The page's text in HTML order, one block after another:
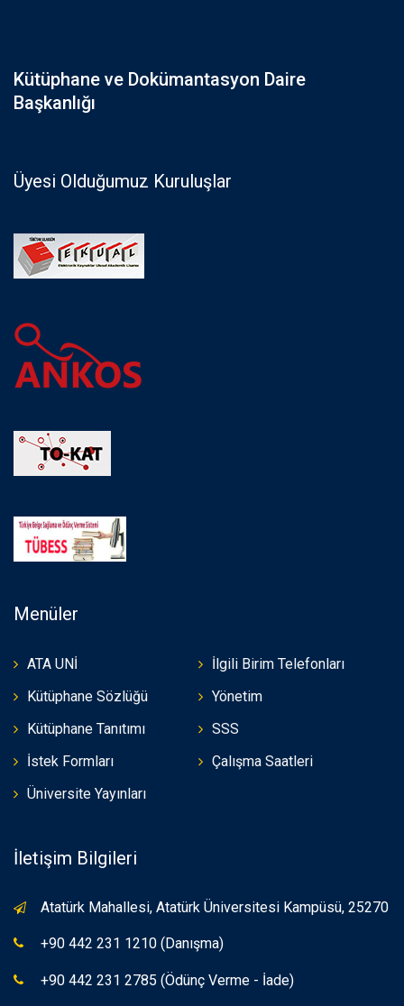
Kütüphane ve Dokümantasyon Daire
Başkanlığı
Üyesi Olduğumuz Kuruluşlar
Menüler
ATA UNİ
İlgili Birim Telefonları
Kütüphane Sözlüğü
Yönetim
Kütüphane Tanıtımı
SSS
İstek Formları
Çalışma Saatleri
Üniversite Yayınları
İletişim Bilgileri
Atatürk Mahallesi, Atatürk Üniversitesi Kampüsü, 25270
+90 442 231 1210 (Danışma)
+90 442 231 2785 (Ödünç Verme - İade)